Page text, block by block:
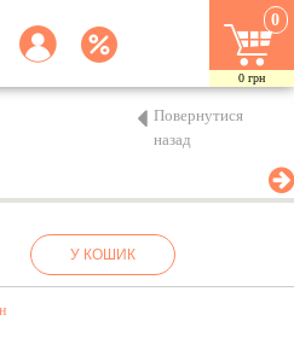
0
0 грн
Повернутися
назад
У КОШИК